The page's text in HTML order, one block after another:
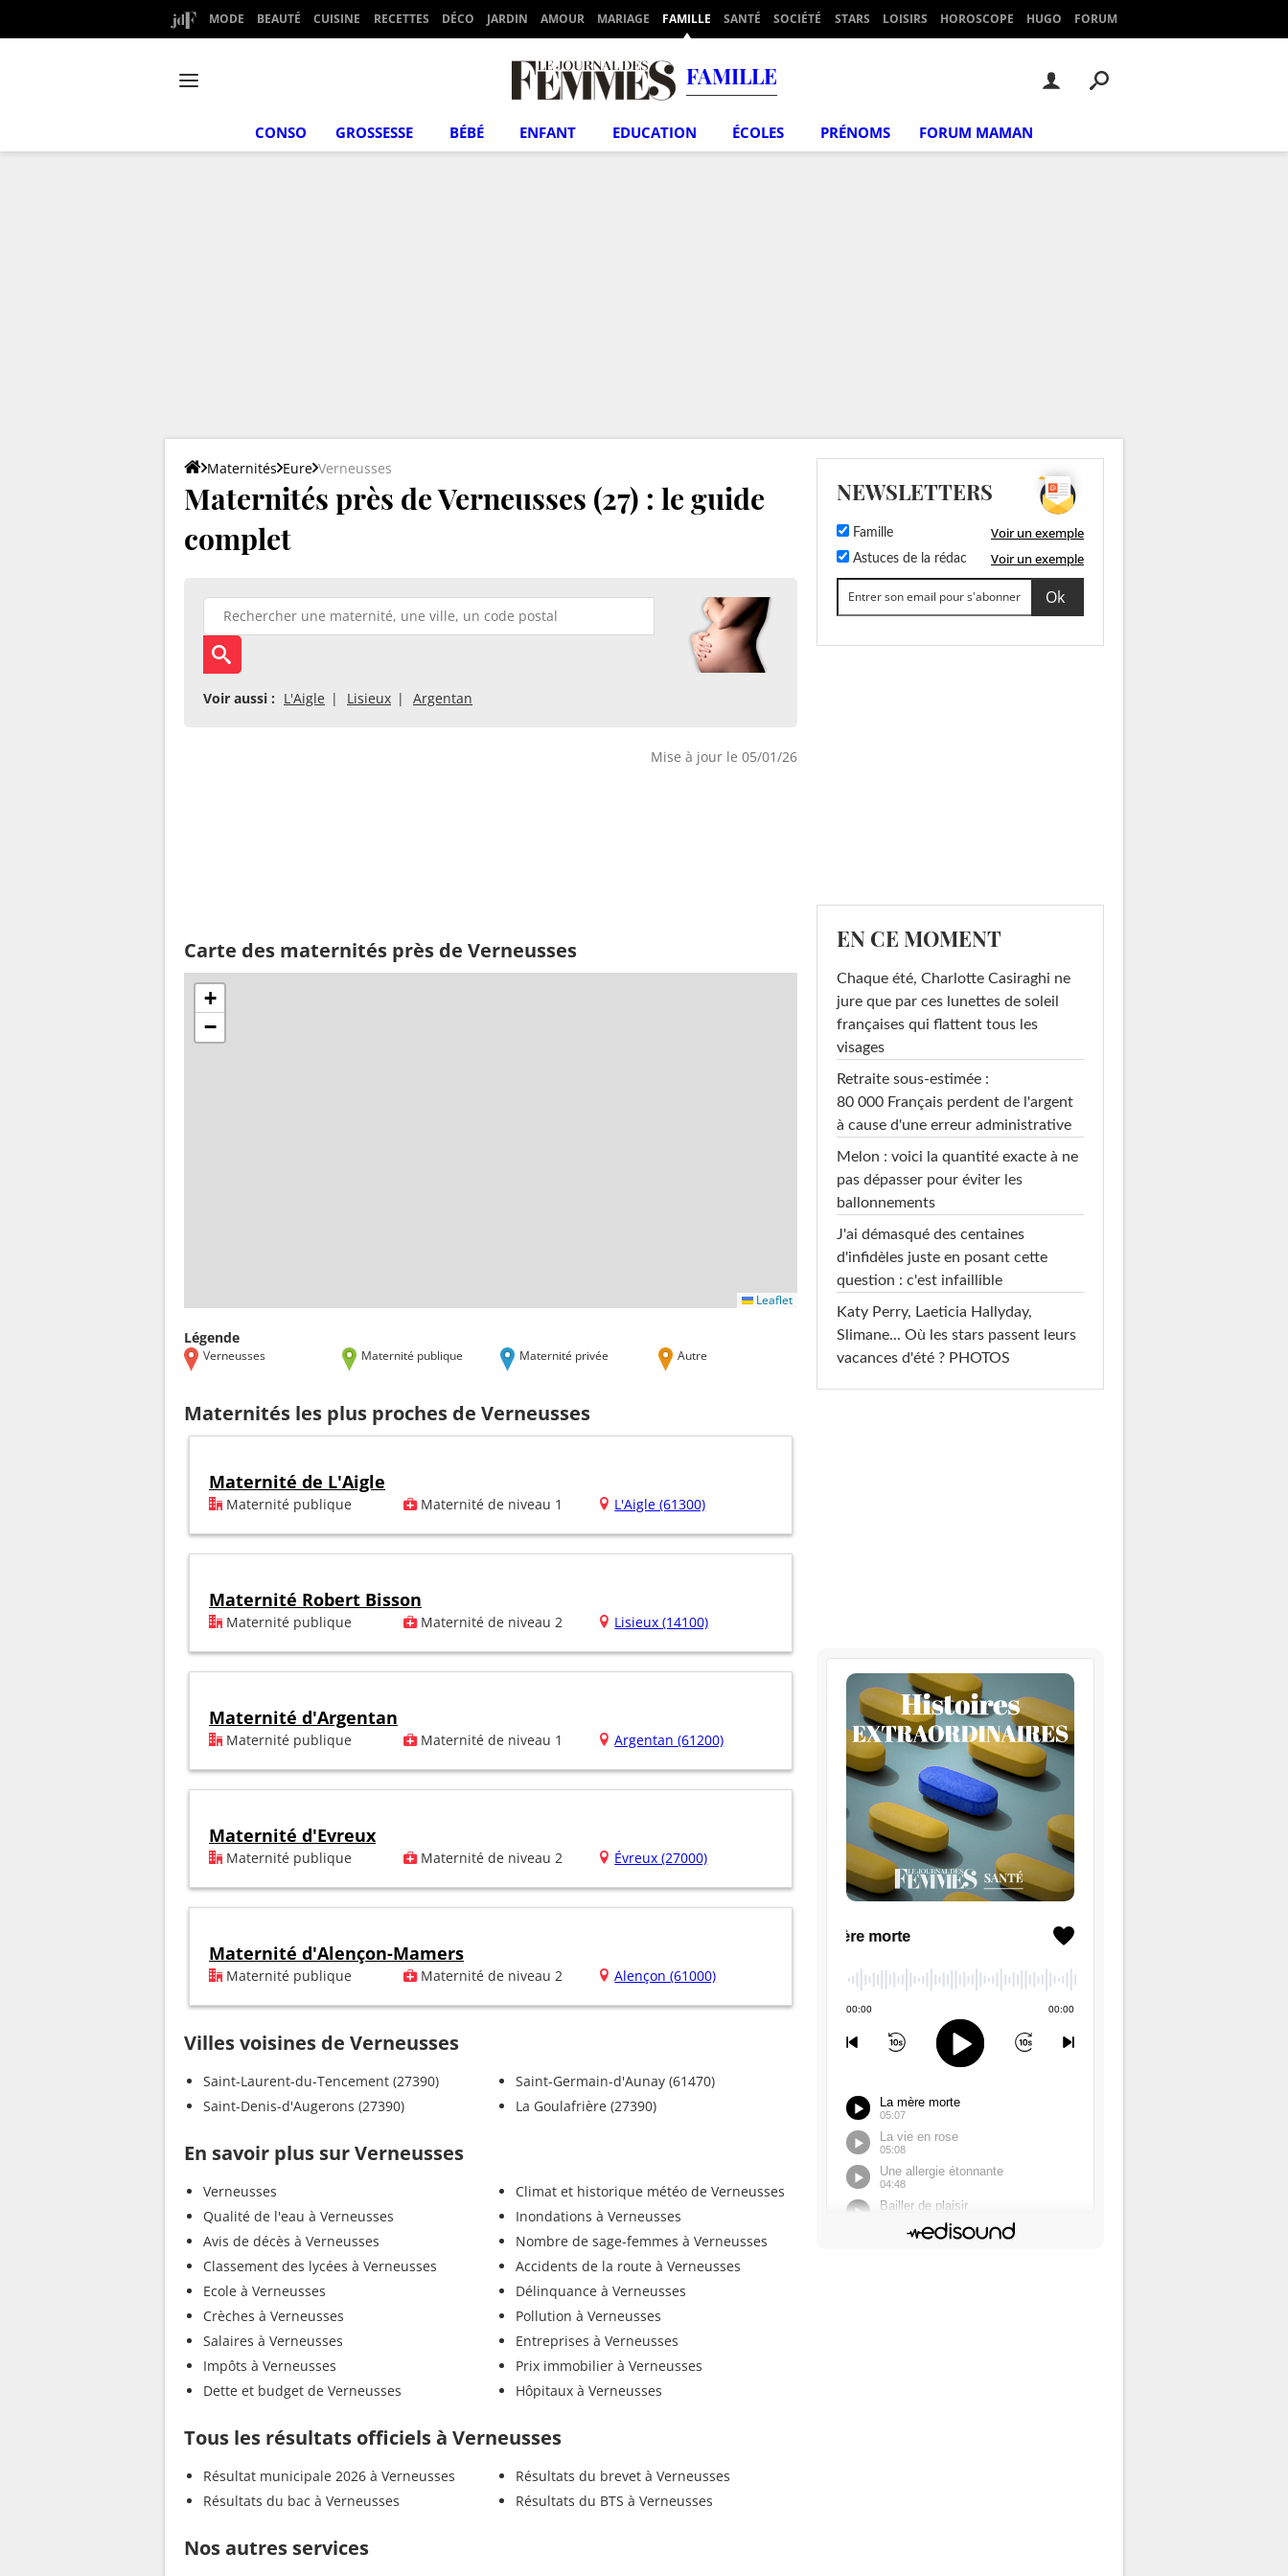
MODE BEAUTÉ CUISINE RECETTES DÉCO JARDIN AMOUR MARIAGE FAMILLE SANTÉ SOCIÉTÉ STARS LOISIRS HOROSCOPE HUGO FORUM
FAMILLE
CONSO GROSSESSE BÉBÉ ENFANT EDUCATION ÉCOLES PRÉNOMS FORUM MAMAN
Maternités Eure Verneusses
Maternités près de Verneusses (27) : le guide
complet
Voir aussi : L'Aigle Lisieux Argentan
Mise à jour le 05/01/26
Carte des maternités près de Verneusses
+
−
Leaflet
Légende
Verneusses Maternité publique Maternité privée Autre
Maternités les plus proches de Verneusses
Maternité de L'Aigle
Maternité publique Maternité de niveau 1 L'Aigle (61300)
Maternité Robert Bisson
Maternité publique Maternité de niveau 2 Lisieux (14100)
Maternité d'Argentan
Maternité publique Maternité de niveau 1 Argentan (61200)
Maternité d'Evreux
Maternité publique Maternité de niveau 2 Évreux (27000)
Maternité d'Alençon-Mamers
Maternité publique Maternité de niveau 2 Alençon (61000)
Villes voisines de Verneusses
Saint-Laurent-du-Tencement (27390)
Saint-Denis-d'Augerons (27390)
Saint-Germain-d'Aunay (61470)
La Goulafrière (27390)
En savoir plus sur Verneusses
Verneusses
Qualité de l'eau à Verneusses
Avis de décès à Verneusses
Classement des lycées à Verneusses
Ecole à Verneusses
Crèches à Verneusses
Salaires à Verneusses
Impôts à Verneusses
Dette et budget de Verneusses
Climat et historique météo de Verneusses
Inondations à Verneusses
Nombre de sage-femmes à Verneusses
Accidents de la route à Verneusses
Délinquance à Verneusses
Pollution à Verneusses
Entreprises à Verneusses
Prix immobilier à Verneusses
Hôpitaux à Verneusses
Tous les résultats officiels à Verneusses
Résultat municipale 2026 à Verneusses
Résultats du bac à Verneusses
Résultats du brevet à Verneusses
Résultats du BTS à Verneusses
Nos autres services
NEWSLETTERS
Famille Voir un exemple
Astuces de la rédac Voir un exemple
EN CE MOMENT
Chaque été, Charlotte Casiraghi ne
jure que par ces lunettes de soleil
françaises qui flattent tous les
visages
Retraite sous-estimée :
80 000 Français perdent de l'argent
à cause d'une erreur administrative
Melon : voici la quantité exacte à ne
pas dépasser pour éviter les
ballonnements
J'ai démasqué des centaines
d'infidèles juste en posant cette
question : c'est infaillible
Katy Perry, Laeticia Hallyday,
Slimane... Où les stars passent leurs
vacances d'été ? PHOTOS